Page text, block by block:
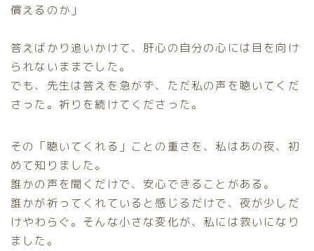
償えるのか」
答えばかり追いかけて、肝心の自分の心には目を向け
られないままでした。
でも、先生は答えを急がず、ただ私の声を聴いてくだ
さった。祈りを続けてくださった。
その「聴いてくれる」ことの重さを、私はあの夜、初
めて知りました。
誰かの声を聞くだけで、安心できることがある。
誰かが祈ってくれていると感じるだけで、夜が少しだ
けやわらぐ。そんな小さな変化が、私には救いになり
ました。